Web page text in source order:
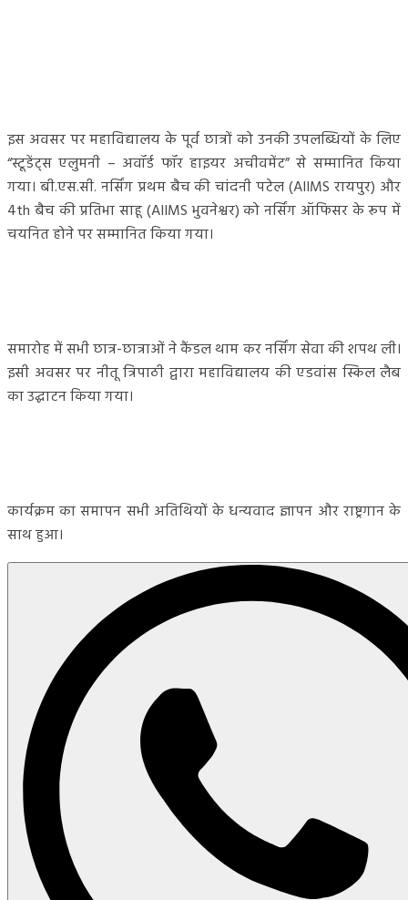
इस अवसर पर महाविद्यालय के पूर्व छात्रों को उनकी उपलब्धियों के लिए
“स्टूडेंट्स एलुमनी – अवॉर्ड फॉर हाइयर अचीवमेंट” से सम्मानित किया
गया। बी.एस.सी. नर्सिंग प्रथम बैच की चांदनी पटेल (AIIMS रायपुर) और
4th बैच की प्रतिभा साहू (AIIMS भुवनेश्वर) को नर्सिंग ऑफिसर के रूप में
चयनित होने पर सम्मानित किया गया।
समारोह में सभी छात्र-छात्राओं ने कैंडल थाम कर नर्सिंग सेवा की शपथ ली।
इसी अवसर पर नीतू त्रिपाठी द्वारा महाविद्यालय की एडवांस स्किल लैब
का उद्घाटन किया गया।
कार्यक्रम का समापन सभी अतिथियों के धन्यवाद ज्ञापन और राष्ट्रगान के
साथ हुआ।